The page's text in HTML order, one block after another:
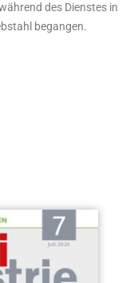
des Dienstes in
begangen.